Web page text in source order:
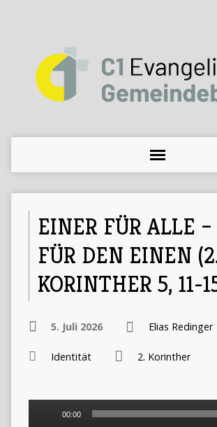
EINER FÜR ALLE
FÜR DEN EINEN
KORINTHER 5, 11-
5. Juli 2026 Elias Redinger
Identität 2. Korinther
00:00